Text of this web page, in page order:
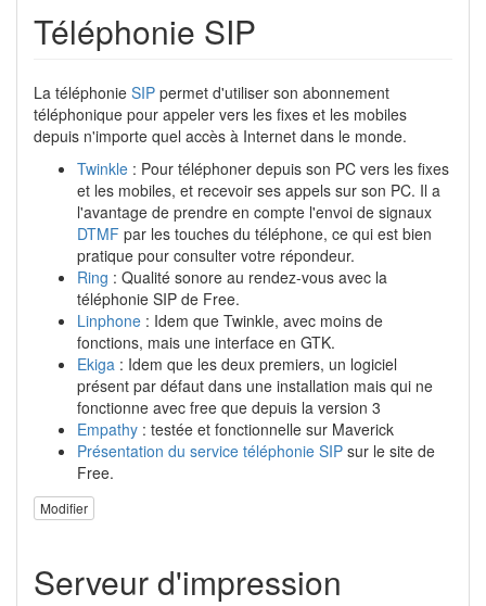
Téléphonie SIP
La téléphonie SIP permet d'utiliser son abonnement
téléphonique pour appeler vers les fixes et les mobiles
depuis n'importe quel accès à Internet dans le monde.
Twinkle : Pour téléphoner depuis son PC vers les fixes
et les mobiles, et recevoir ses appels sur son PC. Il a
l'avantage de prendre en compte l'envoi de signaux
DTMF par les touches du téléphone, ce qui est bien
pratique pour consulter votre répondeur.
Ring : Qualité sonore au rendez-vous avec la
téléphonie SIP de Free.
Linphone : Idem que Twinkle, avec moins de
fonctions, mais une interface en GTK.
Ekiga : Idem que les deux premiers, un logiciel
présent par défaut dans une installation mais qui ne
fonctionne avec free que depuis la version 3
Empathy : testée et fonctionnelle sur Maverick
Présentation du service téléphonie SIP sur le site de
Free.
Modifier
Serveur d'impression